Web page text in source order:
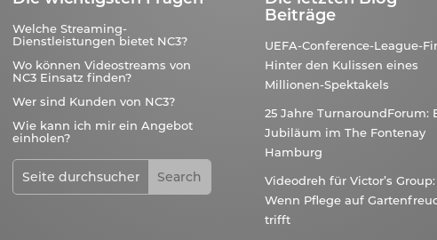
Welche Streaming-
Dienstleistungen bietet NC3?
Wo können Videostreams von
NC3 Einsatz finden?
Wer sind Kunden von NC3?
Wie kann ich mir ein Angebot
einholen?
Beiträge
UEFA-Conference-League-
Hinter den Kulissen eines
Millionen-Spektakels
25 Jahre TurnaroundForum:
Jubiläum im The Fontenay
Hamburg
Videodreh für Victor’s Group:
Wenn Pflege auf
trifft